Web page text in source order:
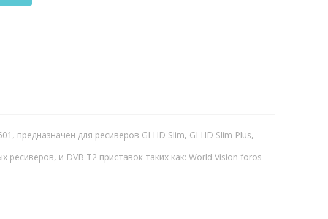
предназначен для ресиверов GI HD Slim, GI HD Slim Plus,
и DVB T2 приставок таких как: World Vision foros